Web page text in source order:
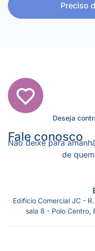
Preciso
Deseja
Fale conosco
Não deixe para
de
Edifício Comercial JC -
sala 8 - Polo Centro,